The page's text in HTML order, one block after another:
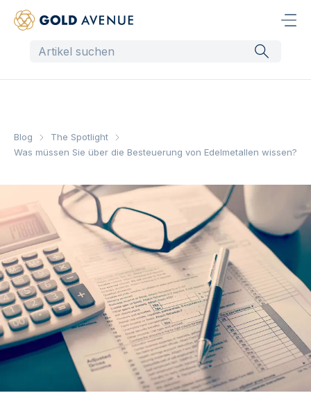
Blog
The Spotlight
Was müssen Sie über die Besteuerung von Edelmetallen wissen?